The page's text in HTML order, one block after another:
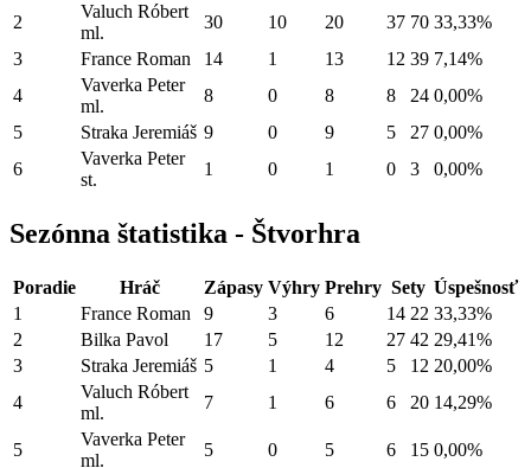
2
Valuch Róbert
ml.
30 10 20 37 70 33,33%
3
France Roman 14 1 13 12 39 7,14%
4
Vaverka Peter
ml.
8 0 8 8 24 0,00%
5
Straka Jeremiáš 9 0 9 5 27 0,00%
6
Vaverka Peter
st.
1 0 1 0 3 0,00%
Sezónna štatistika - Štvorhra
Poradie Hráč Zápasy Výhry Prehry Sety Úspešnosť
1
France Roman 9 3 6 14 22 33,33%
2
Bilka Pavol 17 5 12 27 42 29,41%
3
Straka Jeremiáš 5 1 4 5 12 20,00%
4
Valuch Róbert
ml.
7 1 6 6 20 14,29%
5
Vaverka Peter
ml.
5 0 5 6 15 0,00%